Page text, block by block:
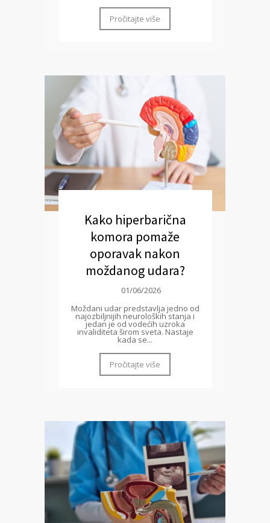
Pročitajte više
Kako hiperbarična
komora pomaže
oporavak nakon
moždanog udara?
01/06/2026
Moždani udar predstavlja jedno od
najozbiljnijih neuroloških stanja i
jedan je od vodećih uzroka
invaliditeta širom sveta. Nastaje
kada se...
Pročitajte više